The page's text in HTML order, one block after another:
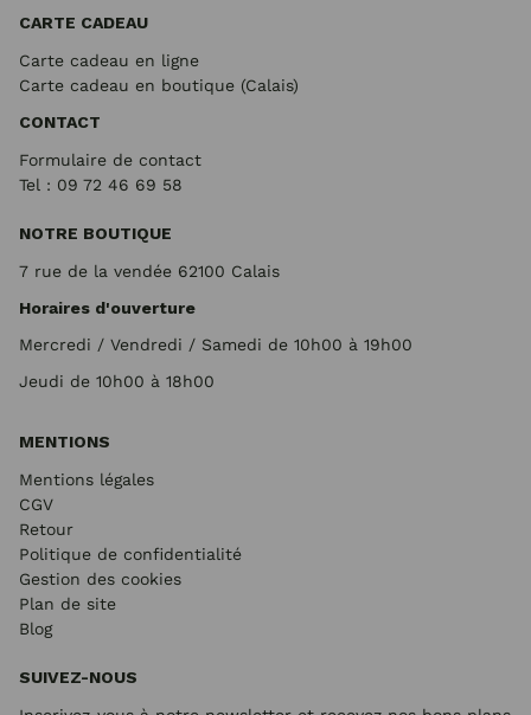
CARTE CADEAU
Carte cadeau en ligne
Carte cadeau en boutique (Calais)
CONTACT
Formulaire de contact
Tel : 09 72 46 69 58
NOTRE BOUTIQUE
7 rue de la vendée 62100 Calais
Horaires d'ouverture
Mercredi / Vendredi / Samedi de 10h00 à 19h00
Jeudi de 10h00 à 18h00
MENTIONS
Mentions légales
CGV
Retour
Politique de confidentialité
Gestion des cookies
Plan de site
Blog
SUIVEZ-NOUS